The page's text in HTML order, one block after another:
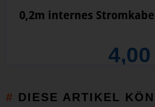
0,2m internes
4,00
DIESE ARTIKEL